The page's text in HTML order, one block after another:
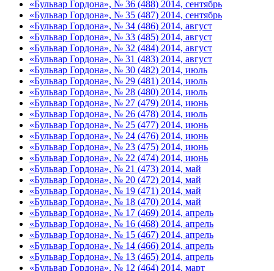
«Бульвар Гордона», № 36 (488) 2014, сентябрь
«Бульвар Гордона», № 35 (487) 2014, сентябрь
«Бульвар Гордона», № 34 (486) 2014, август
«Бульвар Гордона», № 33 (485) 2014, август
«Бульвар Гордона», № 32 (484) 2014, август
«Бульвар Гордона», № 31 (483) 2014, август
«Бульвар Гордона», № 30 (482) 2014, июль
«Бульвар Гордона», № 29 (481) 2014, июль
«Бульвар Гордона», № 28 (480) 2014, июль
«Бульвар Гордона», № 27 (479) 2014, июнь
«Бульвар Гордона», № 26 (478) 2014, июль
«Бульвар Гордона», № 25 (477) 2014, июнь
«Бульвар Гордона», № 24 (476) 2014, июнь
«Бульвар Гордона», № 23 (475) 2014, июнь
«Бульвар Гордона», № 22 (474) 2014, июнь
«Бульвар Гордона», № 21 (473) 2014, май
«Бульвар Гордона», № 20 (472) 2014, май
«Бульвар Гордона», № 19 (471) 2014, май
«Бульвар Гордона», № 18 (470) 2014, май
«Бульвар Гордона», № 17 (469) 2014, апрель
«Бульвар Гордона», № 16 (468) 2014, апрель
«Бульвар Гордона», № 15 (467) 2014, апрель
«Бульвар Гордона», № 14 (466) 2014, апрель
«Бульвар Гордона», № 13 (465) 2014, апрель
«Бульвар Гордона», № 12 (464) 2014, март